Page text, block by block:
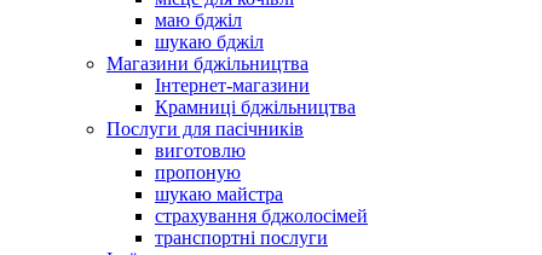
маю бджіл
шукаю бджіл
Магазини бджільництва
Інтернет-магазини
Крамниці бджільництва
Послуги для пасічників
виготовлю
пропоную
шукаю майстра
страхування бджолосімей
транспортні послуги